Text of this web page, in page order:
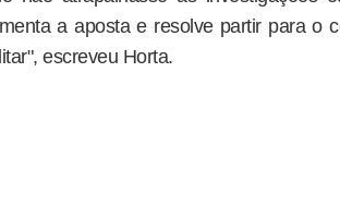
a aposta e resolve partir para o
escreveu Horta.